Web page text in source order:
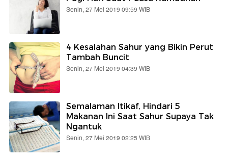
Senin, 27 Mei 2019 09:59 WIB
4 Kesalahan Sahur yang Bikin Perut
Tambah Buncit
Senin, 27 Mei 2019 04:39 WIB
Semalaman Itikaf, Hindari 5
Makanan Ini Saat Sahur Supaya Tak
Ngantuk
Senin, 27 Mei 2019 02:25 WIB